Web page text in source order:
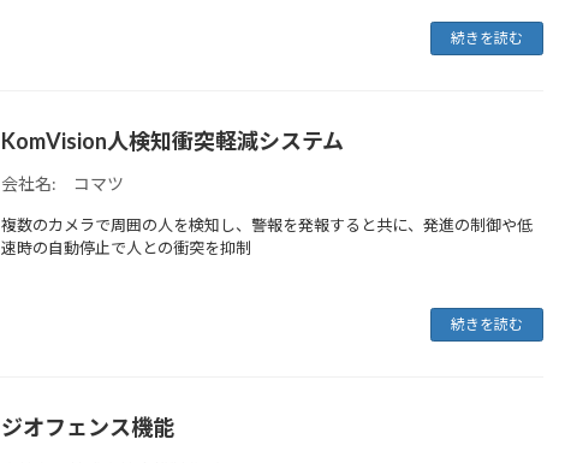
続きを読む
KomVision人検知衝突軽減システム
会社名: コマツ
複数のカメラで周囲の人を検知し、警報を発報すると共に、発進の制御や低
速時の自動停止で人との衝突を抑制
続きを読む
ジオフェンス機能